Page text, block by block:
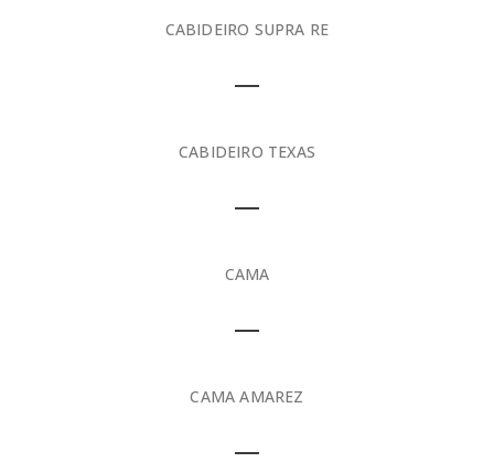
CABIDEIRO SUPRA RE
CABIDEIRO TEXAS
CAMA
CAMA AMAREZ